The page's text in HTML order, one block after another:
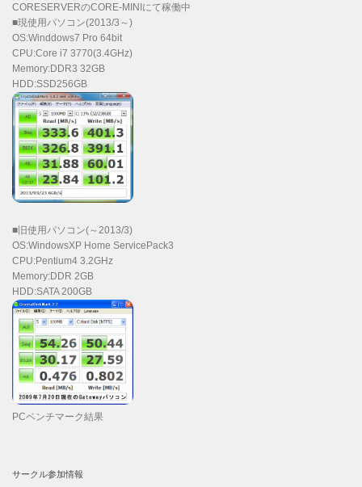
CORESERVERのCORE-MINIにて稼働中
■現使用パソコン(2013/3～)
OS:Winddows7 Pro 64bit
CPU:Core i7 3770(3.4GHz)
Memory:DDR3 32GB
HDD:SSD256GB
■旧使用パソコン(～2013/3)
OS:WindowsXP Home ServicePack3
CPU:Pentium4 3.2GHz
Memory:DDR 2GB
HDD:SATA 200GB
PCベンチマーク結果
サークル参加情報